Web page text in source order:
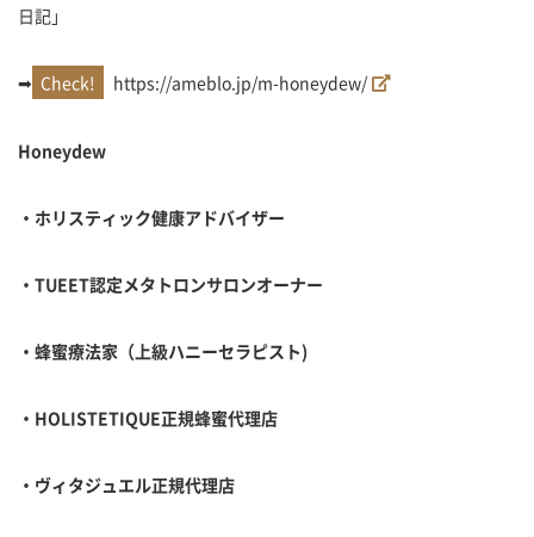
日記」
➡ https://ameblo.jp/m-honeydew/
Honeydew
・ホリスティック健康アドバイザー
・ TUEET認定メタトロンサロンオーナー
・蜂蜜療法家（上級ハニーセラピスト)
・ HOLISTETIQUE正規蜂蜜代理店
・ヴィタジュエル正規代理店